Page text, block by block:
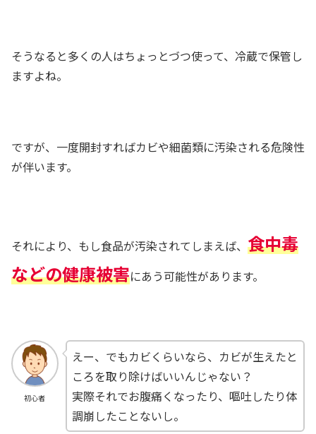
そうなると多くの人はちょっとづつ使って、冷蔵で保管し
ますよね。
ですが、一度開封すればカビや細菌類に汚染される危険性
が伴います。
それにより、もし食品が汚染されてしまえば、 食中毒
などの健康被害にあう可能性があります。
初心者
えー、でもカビくらいなら、カビが生えたと
ころを取り除けばいいんじゃない？
実際それでお腹痛くなったり、嘔吐したり体
調崩したことないし。